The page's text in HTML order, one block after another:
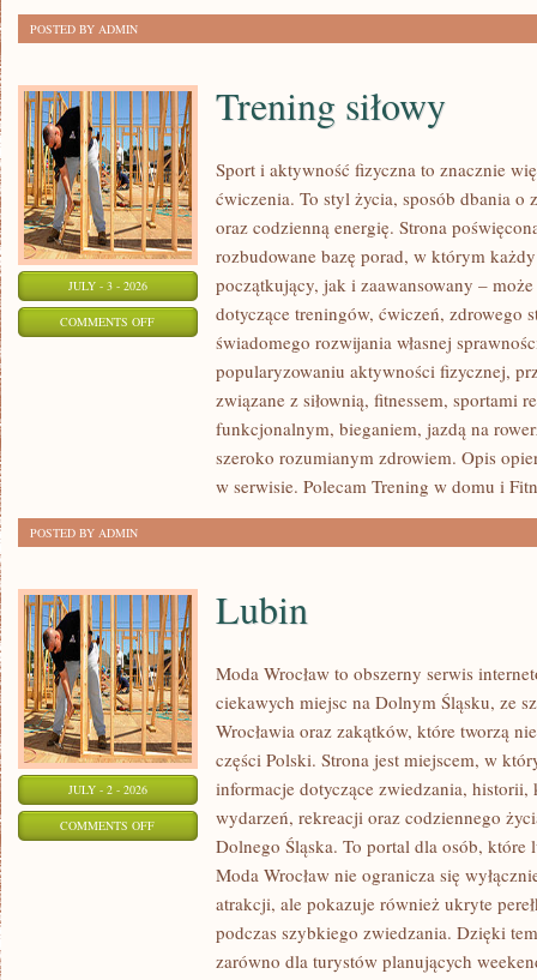
POSTED BY ADMIN
JULY - 3 - 2026
COMMENTS OFFON
Trening siłowy
Sport i aktywność fizyczna to znacznie
ćwiczenia. To styl życia, sposób dbania o
oraz codzienną energię. Strona
rozbudowane bazę porad, w którym
początkujący, jak i zaawansowany –
dotyczące treningów, ćwiczeń, zdrowego
świadomego rozwijania własnej
popularyzowaniu aktywności fizycznej,
związane z siłownią, fitnessem, sportami
funkcjonalnym, bieganiem, jazdą na
szeroko rozumianym zdrowiem. Opis
w serwisie. Polecam Trening w domu i
POSTED BY ADMIN
JULY - 2 - 2026
COMMENTS OFFON
Lubin
Moda Wrocław to obszerny serwis
ciekawych miejsc na Dolnym Śląsku, ze
Wrocławia oraz zakątków, które tworzą
części Polski. Strona jest miejscem, w
informacje dotyczące zwiedzania,
wydarzeń, rekreacji oraz codziennego
Dolnego Śląska. To portal dla osób,
Moda Wrocław nie ogranicza się
atrakcji, ale pokazuje również ukryte
podczas szybkiego zwiedzania. Dzięki
zarówno dla turystów planujących